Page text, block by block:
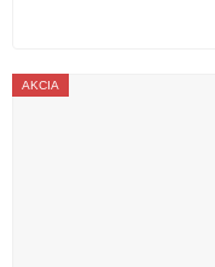
AKCIA